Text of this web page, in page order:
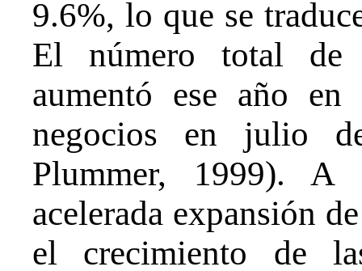
9.6%, lo que se
El número total de
aumentó ese año
negocios en julio
Plummer, 1999). A
acelerada expansión
el crecimiento de